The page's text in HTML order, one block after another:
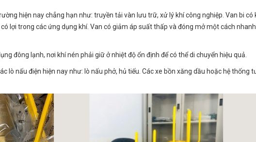
hiện nay chẳng hạn như: truyền tải vàn lưu trữ, xử lý khí công nghiệp. Van bi có
lợi trong các ứng dụng khí. Van có giảm áp suất thấp và đóng mở một cách nhanh
đông lạnh, nơi khí nén phải giữ ở nhiệt độ ổn định để có thể di chuyển hiệu quả.
lò nấu điện hiện nay như: lò nấu phở, hủ tiếu. Các xe bồn xăng dầu hoặc hệ thống